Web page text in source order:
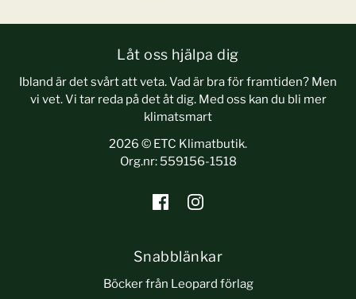
Låt oss hjälpa dig
Ibland är det svårt att veta. Vad är bra för framtiden? Men
vi vet. Vi tar reda på det åt dig. Med oss kan du bli mer
klimatsmart
2026 © ETC Klimatbutik.
Org.nr: 559156-1518
Snabblänkar
Böcker från Leopard förlag